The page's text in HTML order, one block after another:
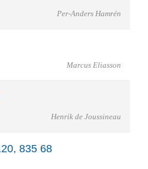
Per-Anders Hamrén
Marcus Eliasson
Henrik de Joussineau
835 68